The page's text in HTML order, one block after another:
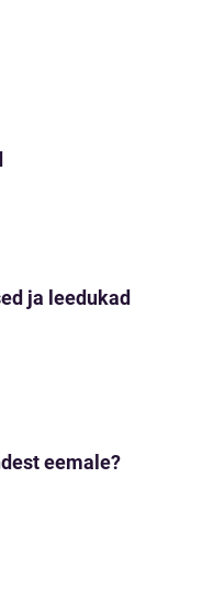
ja leedukad
eemale?